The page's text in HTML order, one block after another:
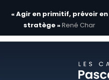
« Agir en primitif, prévoir en
stratège »René Char